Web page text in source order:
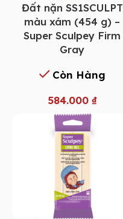
Đất nặn SS1SCULPT
màu xám (454 g) –
Super Sculpey Firm
Gray
Còn Hàng
584.000 ₫